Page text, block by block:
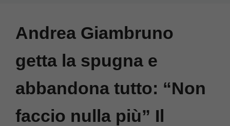
Andrea Giambruno
getta la spugna e
abbandona tutto: “Non
faccio nulla più” Il